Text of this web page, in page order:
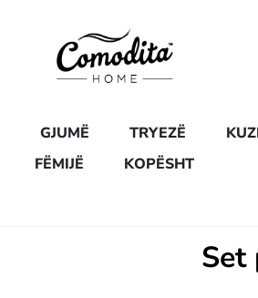
GJUMË TRYEZË
FËMIJË
KOPËSHT
Set